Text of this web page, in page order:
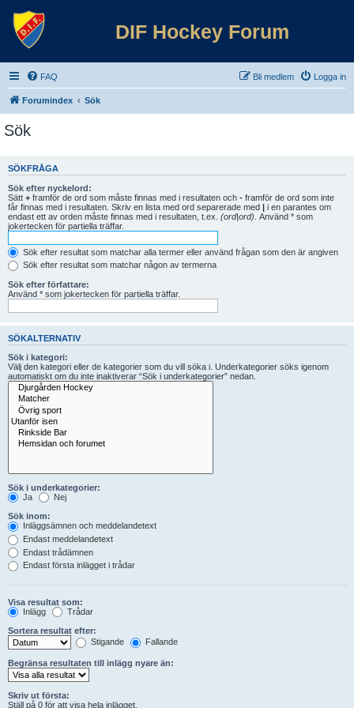
DIF Hockey Forum
FAQ Logga in
Bli medlem
Forumindex Sök
Sök
SÖKFRÅGA
Sök efter nyckelord:
Sätt + framför de ord som måste finnas med i resultaten och - framför de ord som inte
får finnas med i resultaten. Skriv en lista med ord separerade med | i en parantes om
endast ett av orden måste finnas med i resultaten, t.ex. (ord|ord) . Använd * som
jokertecken för partiella träffar.
Sök efter resultat som matchar alla termer eller använd frågan som den är angiven
Sök efter resultat som matchar någon av termerna
Sök efter författare:
Använd * som jokertecken för partiella träffar.
SÖKALTERNATIV
Sök i kategori:
Välj den kategori eller de kategorier som du vill söka i. Underkategorier söks igenom
automatiskt om du inte inaktiverar “Sök i underkategorier” nedan.
Sök i underkategorier:
Ja
Nej
Sök inom:
Inläggsämnen och meddelandetext
Endast meddelandetext
Endast trådämnen
Endast första inlägget i trådar
Visa resultat som:
Inlägg
Trådar
Sortera resultat efter:
Stigande
Fallande
Begränsa resultaten till inlägg nyare än:
Skriv ut första:
Ställ på 0 för att visa hela inlägget.